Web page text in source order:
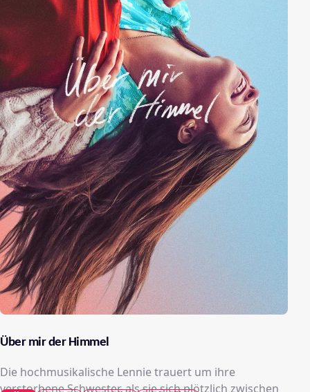
Über mir der Himmel
Die hochmusikalische Lennie trauert um ihre
verstorbene Schwester, als sie sich plötzlich zwischen